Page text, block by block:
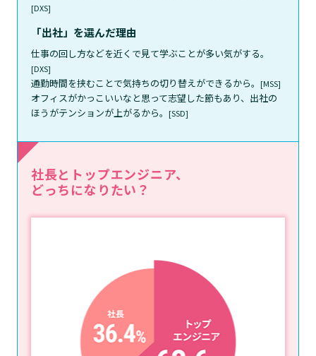
[DXS]
「出社」を選んだ理由
仕事の回し方などを近くで見て学ぶことが多い気がする。
[DXS]
通勤時間を挟むことで気持ちの切り替えができるから。 [MSS]
オフィスがかっこいいなと思って志望した節もあり、出社の
ほうがテンションが上がるから。
[SSD]
社長とトップエンジニア、
どっちになりたい？